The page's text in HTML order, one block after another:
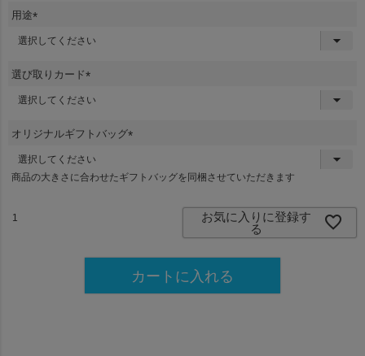
用途
(
必
)
選び取りカード
オリジナルギフトバッグ
須
商品の大きさに合わせたギフトバッグを同梱させていただきます
お気に入りに登録す
る
カートに入れる